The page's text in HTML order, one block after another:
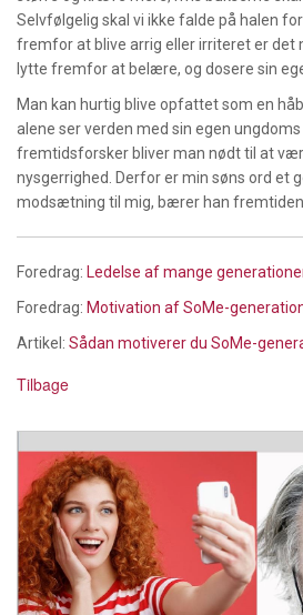
Selvfølgelig skal vi ikke falde på halen
fremfor at blive arrig eller irriteret er
lytte fremfor at belære, og dosere sin
Man kan hurtig blive opfattet som en
alene ser verden med sin egen ungdoms
fremtidsforsker bliver man nødt til at
nysgerrighed. Derfor er min søns ord et
modsætning til mig, bærer han fremtiden
Foredrag: Ledelse af mange
Foredrag: Motivation af SoMe-
Artikel: Sådan motiverer du SoMe-
Tilbage